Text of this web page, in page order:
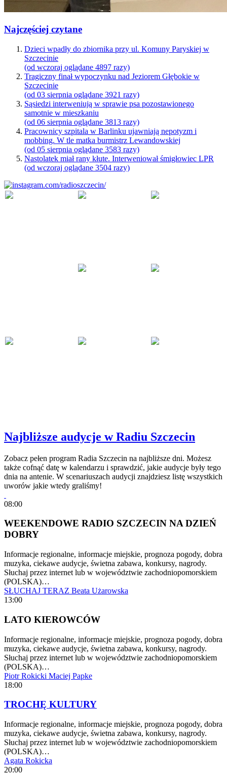
Najczęściej czytane
Dzieci wpadły do zbiornika przy ul. Komuny Paryskiej w
Szczecinie
(od wczoraj oglądane 4897 razy)
Tragiczny finał wypoczynku nad Jeziorem Głębokie w
Szczecinie
(od 03 sierpnia oglądane 3921 razy)
Sąsiedzi interweniują w sprawie psa pozostawionego
samotnie w mieszkaniu
(od 06 sierpnia oglądane 3813 razy)
Pracownicy szpitala w Barlinku ujawniają nepotyzm i
mobbing. W tle matka burmistrz Lewandowskiej
(od 05 sierpnia oglądane 3583 razy)
Nastolatek miał rany kłute. Interweniował śmigłowiec LPR
(od wczoraj oglądane 3504 razy)
Najbliższe audycje w Radiu Szczecin
Zobacz pełen program Radia Szczecin na najbliższe dni. Możesz
także cofnąć datę w kalendarzu i sprawdzić, jakie audycje były tego
dnia na antenie. W scenariuszach audycji znajdziesz listę wszystkich
uworów jakie wtedy graliśmy!
08:00
WEEKENDOWE RADIO SZCZECIN NA DZIEŃ
DOBRY
Informacje regionalne, informacje miejskie, prognoza pogody, dobra
muzyka, ciekawe audycje, świetna zabawa, konkursy, nagrody.
Słuchaj przez internet lub w województwie zachodniopomorskiem
(POLSKA)…
SŁUCHAJ TERAZ Beata Użarowska
13:00
LATO KIEROWCÓW
Informacje regionalne, informacje miejskie, prognoza pogody, dobra
muzyka, ciekawe audycje, świetna zabawa, konkursy, nagrody.
Słuchaj przez internet lub w województwie zachodniopomorskiem
(POLSKA)…
Piotr Rokicki Maciej Papke
18:00
TROCHĘ KULTURY
Informacje regionalne, informacje miejskie, prognoza pogody, dobra
muzyka, ciekawe audycje, świetna zabawa, konkursy, nagrody.
Słuchaj przez internet lub w województwie zachodniopomorskiem
(POLSKA)…
Agata Rokicka
20:00